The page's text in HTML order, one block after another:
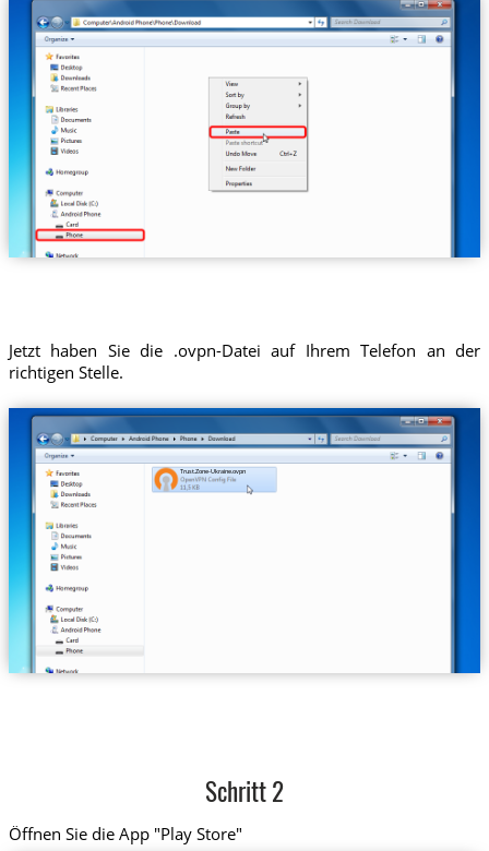
Jetzt haben Sie die .ovpn-Datei auf Ihrem Telefon an der
richtigen Stelle.
Trust.Zone-Ukraine.ovpn
Schritt 2
Öffnen Sie die App "Play Store"